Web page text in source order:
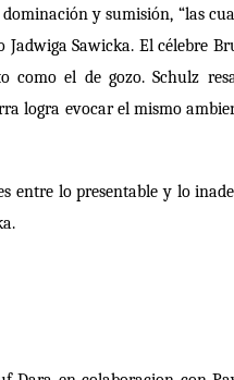
y sumisión, “las
Sawicka. El célebre
el de gozo. Schulz
logra evocar el mismo
lo presentable y lo